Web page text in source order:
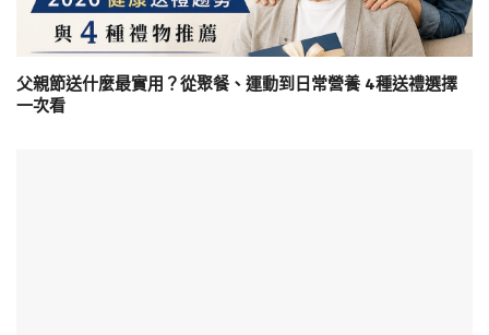
父親節送什麼最實用？從聚餐、運動到日常營養 4種送禮選擇
一次看